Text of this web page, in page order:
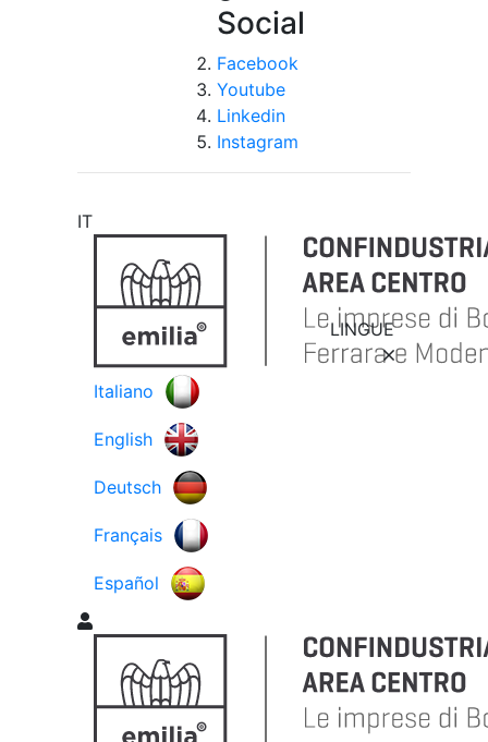
Social
Facebook
Youtube
Linkedin
Instagram
IT
LINGUE
Italiano
English
Deutsch
Français
Español